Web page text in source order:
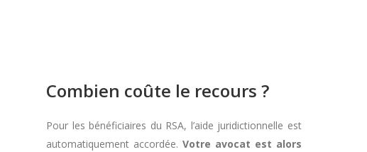
Combien coûte le recours ?
Pour les bénéficiaires du RSA, l’aide juridictionnelle est
automatiquement accordée. Votre avocat est alors